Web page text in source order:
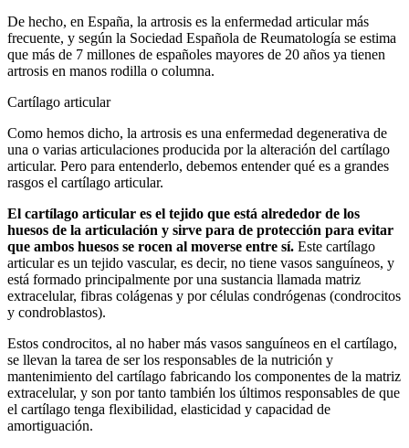
De hecho, en España, la artrosis es la enfermedad articular más
frecuente, y según la Sociedad Española de Reumatología se estima
que más de 7 millones de españoles mayores de 20 años ya tienen
artrosis en manos rodilla o columna.
Cartílago articular
Como hemos dicho, la artrosis es una enfermedad degenerativa de
una o varias articulaciones producida por la alteración del cartílago
articular. Pero para entenderlo, debemos entender qué es a grandes
rasgos el cartílago articular.
El cartílago articular es el tejido que está alrededor de los
huesos de la articulación y sirve para de protección para evitar
que ambos huesos se rocen al moverse entre sí. Este cartílago
articular es un tejido vascular, es decir, no tiene vasos sanguíneos, y
está formado principalmente por una sustancia llamada matriz
extracelular, fibras colágenas y por células condrógenas (condrocitos
y condroblastos).
Estos condrocitos, al no haber más vasos sanguíneos en el cartílago,
se llevan la tarea de ser los responsables de la nutrición y
mantenimiento del cartílago fabricando los componentes de la matriz
extracelular, y son por tanto también los últimos responsables de que
el cartílago tenga flexibilidad, elasticidad y capacidad de
amortiguación.